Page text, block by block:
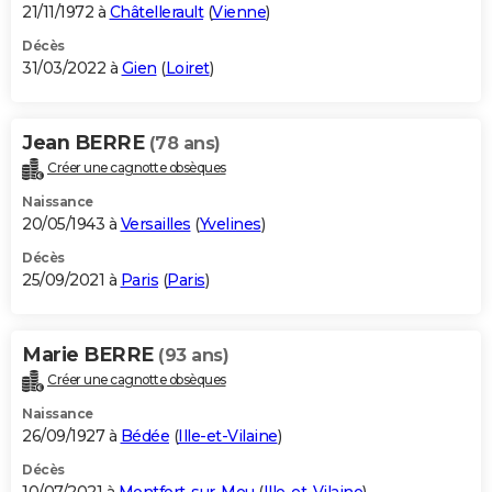
21/11/1972 à Châtellerault(Vienne)
Décès
31/03/2022 à Gien (Loiret)
Jean BERRE (78 ans)
Créer une cagnotte obsèques
Naissance
20/05/1943 à Versailles (Yvelines)
Décès
25/09/2021 à Paris (Paris)
Marie BERRE (93 ans)
Créer une cagnotte obsèques
Naissance
26/09/1927 à Bédée (Ille-et-Vilaine)
Décès